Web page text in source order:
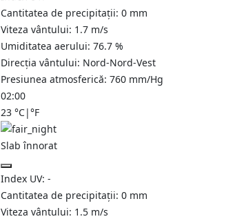
Cantitatea de precipitații: 0 mm
Viteza vântului: 1.7 m/s
Umiditatea aerului: 76.7 %
Direcția vântului: Nord-Nord-Vest
Presiunea atmosferică: 760 mm/Hg
02:00
23 °C|°F
Slab înnorat
Index UV: -
Cantitatea de precipitații: 0 mm
Viteza vântului: 1.5 m/s